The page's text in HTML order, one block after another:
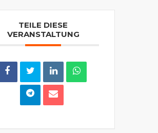
TEILE DIESE
VERANSTALTUNG